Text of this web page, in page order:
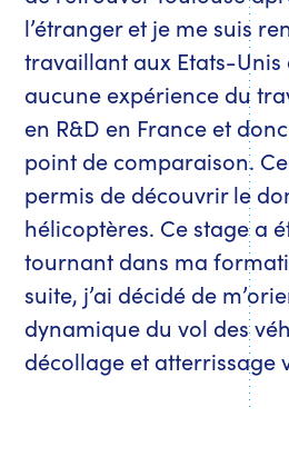
l’étranger et je me suis
travaillant aux Etats-Unis
aucune expérience du
en R&D en France et
point de comparaison.
permis de découvrir le
hélicoptères. Ce stage a
tournant dans ma
suite, j’ai décidé de
dynamique du vol des
décollage et atterrissage